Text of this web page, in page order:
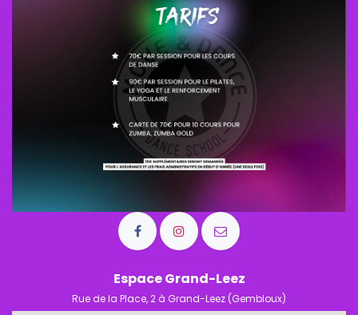
Espace Grand-Leez
Rue de la Place, 2 à Grand-Leez (Gembloux)